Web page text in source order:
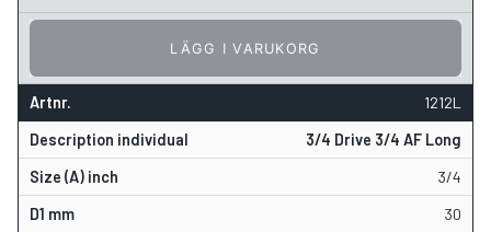
LÄGG I VARUKORG
1212L
3/4 Drive 3/4 AF Long
3/4
30